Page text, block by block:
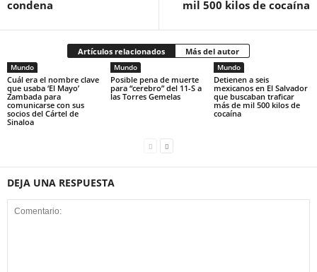
condena mil 500 kilos de cocaína
Artículos relacionados Más del autor
Mundo
Cuál era el nombre clave
que usaba ‘El Mayo’
Zambada para
comunicarse con sus
socios del Cártel de
Sinaloa
Mundo
Posible pena de muerte
para “cerebro” del 11-S a
las Torres Gemelas
Mundo
Detienen a seis
mexicanos en El Salvador
que buscaban traficar
más de mil 500 kilos de
cocaína
DEJA UNA RESPUESTA